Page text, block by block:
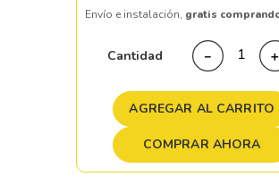
Envío e instalación, gratis
Cantidad ＋
－
AGREGAR AL CARRITO
COMPRAR AHORA